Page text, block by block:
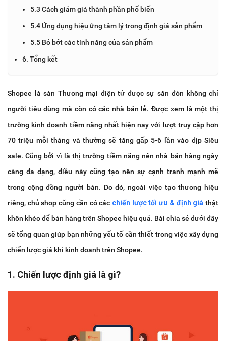
5.3 Cách giảm giá thành phần phố biến
5.4 Ứng dụng hiệu ứng tâm lý trong định giá sản phẩm
5.5 Bỏ bớt các tính năng của sản phẩm
6. Tổng kết
Shopee là sàn Thương mại điện tử được sự săn đón không chỉ
người tiêu dùng mà còn có các nhà bán lẻ. Được xem là một thị
trường kinh doanh tiềm năng nhất hiện nay với lượt truy cập hơn
70 triệu mỗi tháng và thường sẽ tăng gấp 5-6 lần vào dịp Siêu
sale. Cũng bởi vì là thị trường tiềm năng nên nhà bán hàng ngày
càng đa dạng, điều này cũng tạo nên sự cạnh tranh mạnh mẽ
trong cộng đồng người bán. Do đó, ngoài việc tạo thương hiệu
riêng, chủ shop cũng cần có các chiến lược tối ưu & định giá thật
khôn khéo để bán hàng trên Shopee hiệu quả. Bài chia sẻ dưới đây
sẽ tổng quan giúp bạn những yếu tố cần thiết trong việc xây dựng
chiến lược giá khi kinh doanh trên Shopee.
1. Chiến lược định giá là gì?